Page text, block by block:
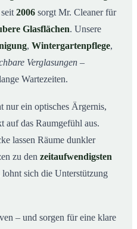
Umgebung
bei einer
2006 sorgt Mr. Cleaner für
Glasflächen. Unsere
, Wintergartenpflege,
Verglasungen –
Wartezeiten.
nur ein optisches Ärgernis,
auf das Raumgefühl aus.
lassen Räume dunkler
zu den zeitaufwendigsten
lohnt sich die Unterstützung
– und sorgen für eine klare